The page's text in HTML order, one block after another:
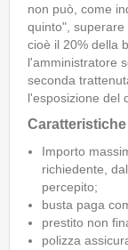
non può, come
quinto", superare
cioè il 20% della
l'amministratore
seconda
l'esposizione del
Importo
richiedente,
percepito;
busta paga
prestito non
polizza